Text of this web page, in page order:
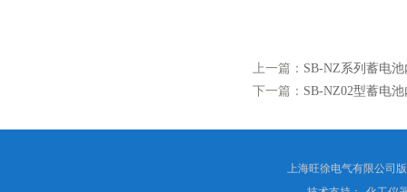
上一篇： SB-NZ系列蓄电
下一篇： SB-NZ02型蓄电
上海旺徐电气有限公司